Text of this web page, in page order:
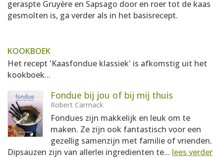
geraspte Gruyère en Sapsago door en roer tot de kaas
gesmolten is, ga verder als in het basisrecept.
KOOKBOEK
Het recept 'Kaasfondue klassiek' is afkomstig uit het
kookboek...
Fondue bij jou of bij mij thuis
Robert Carmack
Fondues zijn makkelijk en leuk om te
maken. Ze zijn ook fantastisch voor een
gezellig samenzijn met familie of vrienden.
Dipsauzen zijn van allerlei ingredienten te... lees verder